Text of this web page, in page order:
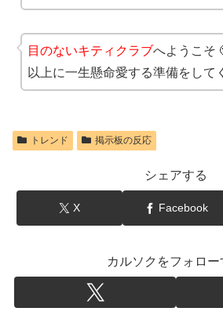
目のないキティクラブへようこそ
以上に一生懸命愛する準備をして
トレンド 掲示板の反応
シェアする
X Facebook
カルソクをフォロー